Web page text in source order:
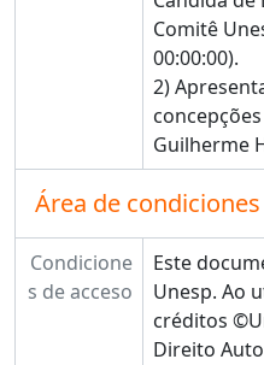
Comitê
00:00:00).
2)
Guilherme
Área de
Condicione
s de acceso
Este
Unesp. Ao
créditos
Direito